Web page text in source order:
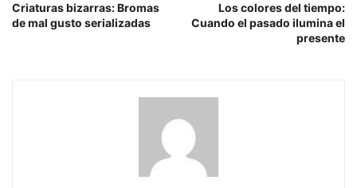
Criaturas bizarras: Bromas
de mal gusto serializadas
Los colores del tiempo:
Cuando el pasado ilumina el
presente